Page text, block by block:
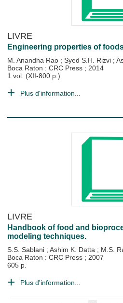
LIVRE
Engineering properties of
M. Anandha Rao ; Syed S.H. Rizvi ;
Boca Raton : CRC Press ; 2014
1 vol. (XII-800 p.)
Plus d'information...
LIVRE
Handbook of food and
modeling techniques.
S.S. Sablani ; Ashim K. Datta ; M.S.
Boca Raton : CRC Press ; 2007
605 p.
Plus d'information...